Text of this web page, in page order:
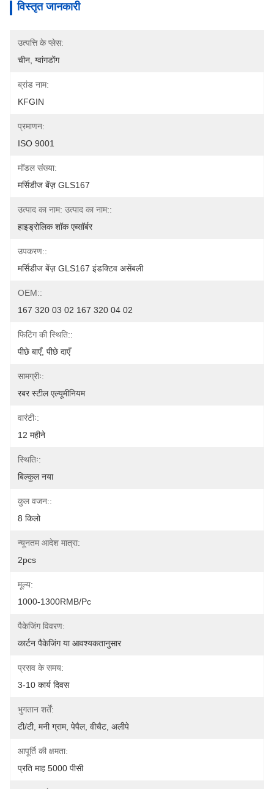
विस्तृत जानकारी
उत्पत्ति के प्लेस:
चीन, ग्वांगडोंग
ब्रांड नाम:
KFGIN
प्रमाणन:
ISO 9001
मॉडल संख्या:
मर्सिडीज बेंज़ GLS167
उत्पाद का नाम: उत्पाद का नाम::
हाइड्रोलिक शॉक एब्सॉर्बर
उपकरण::
मर्सिडीज बेंज़ GLS167 इंडक्टिव असेंबली
OEM::
167 320 03 02 167 320 04 02
फिटिंग की स्थिति::
पीछे बाएँ, पीछे दाएँ
सामग्रीः:
रबर स्टील एल्यूमीनियम
वारंटीः:
12 महीने
स्थितिः:
बिल्कुल नया
कुल वजन::
8 किलो
न्यूनतम आदेश मात्रा:
2pcs
मूल्य:
1000-1300RMB/Pc
पैकेजिंग विवरण:
कार्टन पैकेजिंग या आवश्यकतानुसार
प्रसव के समय:
3-10 कार्य दिवस
भुगतान शर्तें:
टी/टी, मनी ग्राम, पेपैल, वीचैट, अलीपे
आपूर्ति की क्षमता:
प्रति माह 5000 पीसी